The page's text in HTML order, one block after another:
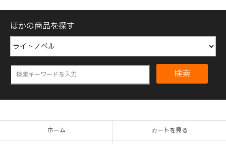
ほかの商品を探す
検索
ホーム カートを見る